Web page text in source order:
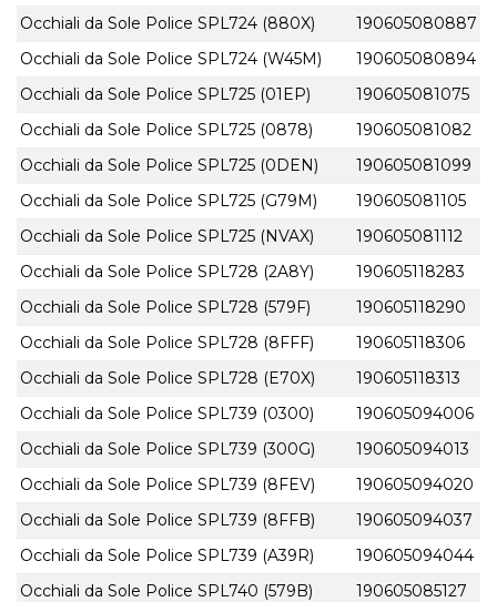
Occhiali da Sole Police SPL724 (880X)
190605080887
Occhiali da Sole Police SPL724 (W45M)
190605080894
Occhiali da Sole Police SPL725 (01EP)
190605081075
Occhiali da Sole Police SPL725 (0878)
190605081082
Occhiali da Sole Police SPL725 (0DEN)
190605081099
Occhiali da Sole Police SPL725 (G79M)
190605081105
Occhiali da Sole Police SPL725 (NVAX)
190605081112
Occhiali da Sole Police SPL728 (2A8Y)
190605118283
Occhiali da Sole Police SPL728 (579F)
190605118290
Occhiali da Sole Police SPL728 (8FFF)
190605118306
Occhiali da Sole Police SPL728 (E70X)
190605118313
Occhiali da Sole Police SPL739 (0300)
190605094006
Occhiali da Sole Police SPL739 (300G)
190605094013
Occhiali da Sole Police SPL739 (8FEV)
190605094020
Occhiali da Sole Police SPL739 (8FFB)
190605094037
Occhiali da Sole Police SPL739 (A39R)
190605094044
Occhiali da Sole Police SPL740 (579B)
190605085127